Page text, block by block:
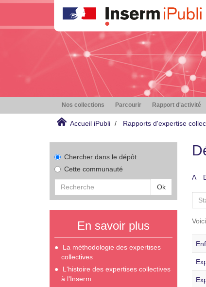
Nos collections Parcourir Rapport d'activité
Accueil iPubli Rapports d'expertise
Chercher dans le dépôt
Cette communauté
Ok
En savoir plus
La méthodologie des expertises
collectives
L'histoire des expertises collectives
à l'Inserm
A